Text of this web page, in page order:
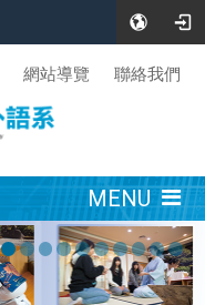
網站導覽 聯絡我們
MENU